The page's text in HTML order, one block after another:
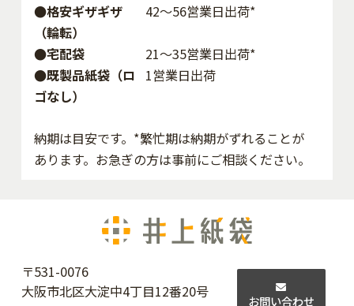
●格安ギザギザ
（輪転）
42〜56営業日出荷*
●宅配袋
21～35営業日出荷*
●既製品紙袋（ロ
ゴなし）
1営業日出荷
納期は目安です。*繁忙期は納期がずれることが
あります。お急ぎの方は事前にご相談ください。
〒531-0076
大阪市北区大淀中4丁目12番20号
お問い合わせ